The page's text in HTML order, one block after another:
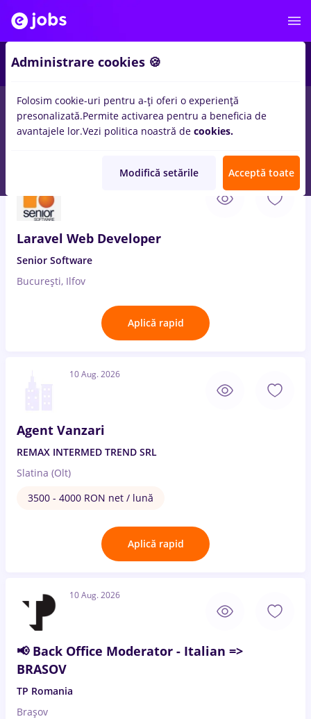
Salarii Remote (de acasă) București Cluj-
Laravel Web Developer
Senior Software
București, Ilfov
Aplică rapid
10 Aug. 2026
Agent Vanzari
REMAX INTERMED TREND SRL
Slatina (Olt)
3500 - 4000 RON net / lună
Aplică rapid
10 Aug. 2026
📢 Back Office Moderator - Italian =>
BRASOV
TP Romania
Brașov
Administrare cookies 🍪
Folosim cookie-uri pentru a-ți oferi o experiență
presonalizată.Permite activarea pentru a beneficia de
avantajele lor.Vezi politica noastră de cookies.
Modifică setările Acceptă toate